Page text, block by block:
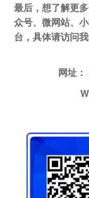
最后，想了解更
众号、微网站、
台，具体请访问
网址：